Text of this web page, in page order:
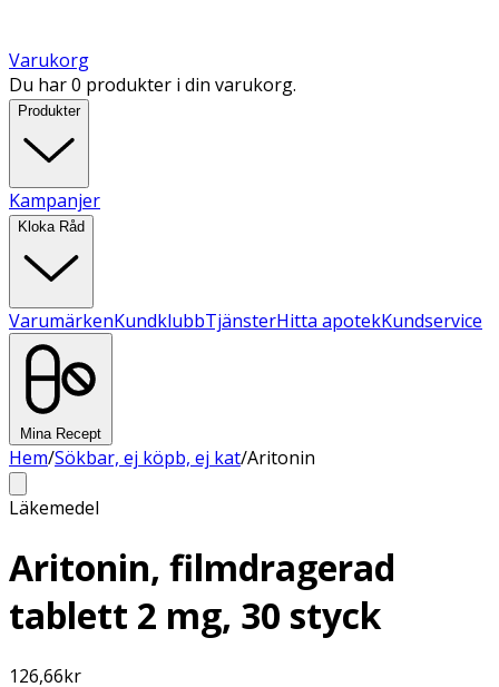
Varukorg
Du har 0 produkter i din varukorg.
Produkter
Kampanjer
Kloka Råd
VarumärkenKundklubbTjänsterHitta apotekKundservice
Mina Recept
Hem/Sökbar, ej köpb, ej kat/Aritonin
Läkemedel
Aritonin, filmdragerad
tablett 2 mg, 30 styck
126,66kr